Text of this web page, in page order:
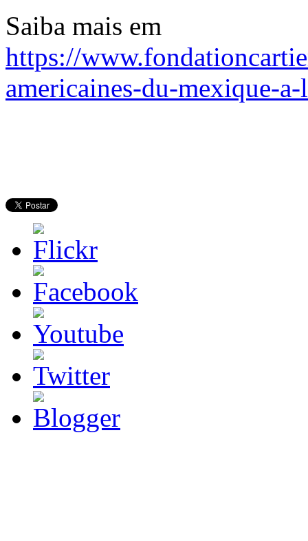
Saiba mais em
https://
americaines-du-mexique-